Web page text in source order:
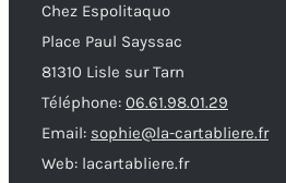
Chez Espolitaquo
Place Paul Sayssac
81310 Lisle sur Tarn
Téléphone: 06.61.98.01.29
Email: sophie@la-cartabliere.fr
Web: lacartabliere.fr